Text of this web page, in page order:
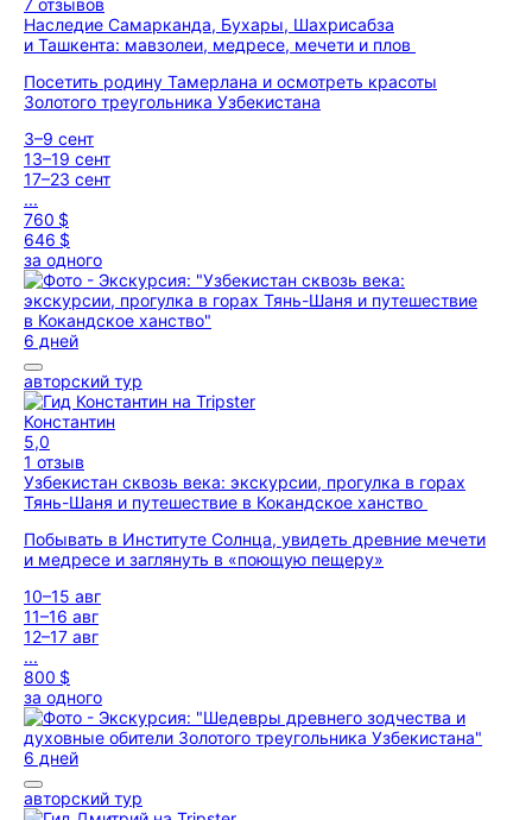
7 отзывов
Наследие Самарканда, Бухары, Шахрисабза
и Ташкента: мавзолеи, медресе, мечети и плов
Посетить родину Тамерлана и осмотреть красоты
Золотого треугольника Узбекистана
3–9 сент
13–19 сент
17–23 сент
...
760 $
646 $
за одного
6 дней
авторский тур
Константин
5,0
1 отзыв
Узбекистан сквозь века: экскурсии, прогулка в горах
Тянь-Шаня и путешествие в Кокандское ханство
Побывать в Институте Солнца, увидеть древние мечети
и медресе и заглянуть в «поющую пещеру»
10–15 авг
11–16 авг
12–17 авг
...
800 $
за одного
6 дней
авторский тур